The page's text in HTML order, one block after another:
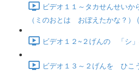
ビデオ１１～タカせんせい
（ミのおとは おぼえたかな？）
ビデオ１２~２げんの 「シ
ビデオ１３～２げんを ひこ